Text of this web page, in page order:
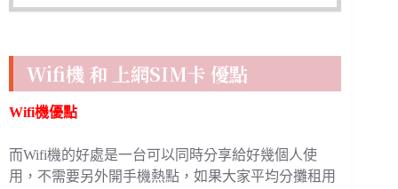
Wifi機 和 上網SIM卡 優點
Wifi機優點
而Wifi機的好處是一台可以同時分享給好幾個人使
用，不需要另外開手機熱點，如果大家平均分攤租用